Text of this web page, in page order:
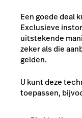
Een goede deal
Exclusieve
uitstekende
zeker als die
gelden.
U kunt deze
toepassen,